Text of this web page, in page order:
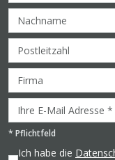
* Pflichtfeld
Ich habe die